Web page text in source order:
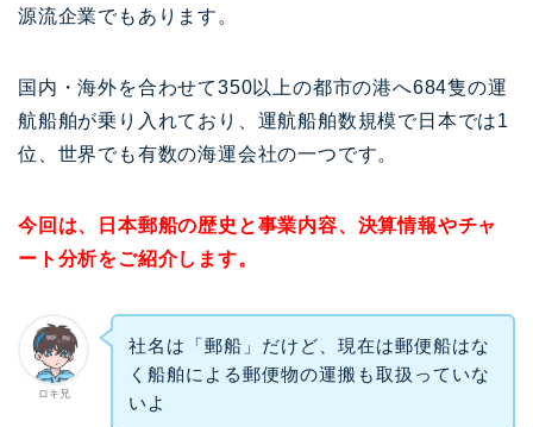
源流企業でもあります。
国内・海外を合わせて350以上の都市の港へ684隻の運
航船舶が乗り入れており、運航船舶数規模で日本では1
位、世界でも有数の海運会社の一つです。
今回は、日本郵船の歴史と事業内容、決算情報やチャ
ート分析をご紹介します。
ロキ兄
社名は「郵船」だけど、現在は郵便船はな
く船舶による郵便物の運搬も取扱っていな
いよ